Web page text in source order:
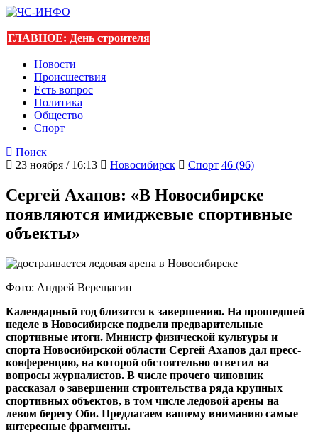
ГЛАВНОЕ: День строителя
Новости
Происшествия
Есть вопрос
Политика
Общество
Спорт
Поиск
23 ноября / 16:13
Новосибирск Спорт 46 (96)
Сергей Ахапов: «В Новосибирске
появляются имиджевые спортивные
объекты»
Фото: Андрей Верещагин
Календарный год близится к завершению. На прошедшей
неделе в Новосибирске подвели предварительные
спортивные итоги. Министр физической культуры и
спорта Новосибирской области Сергей Ахапов дал пресс-
конференцию, на которой обстоятельно ответил на
вопросы журналистов. В числе прочего чиновник
рассказал о завершении строительства ряда крупных
спортивных объектов, в том числе ледовой арены на
левом берегу Оби. Предлагаем вашему вниманию самые
интересные фрагменты.